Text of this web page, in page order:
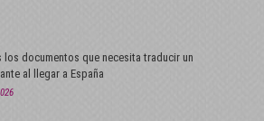
los documentos que necesita traducir un
al llegar a España